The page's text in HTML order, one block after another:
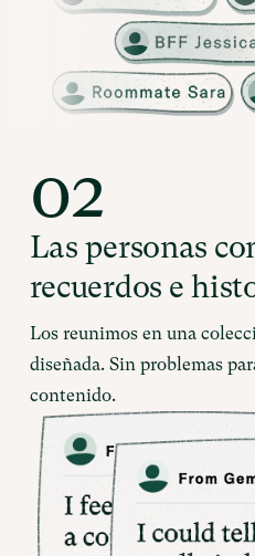
02
Las personas
recuerdos e
Los reunimos en una
diseñada. Sin problemas
contenido.